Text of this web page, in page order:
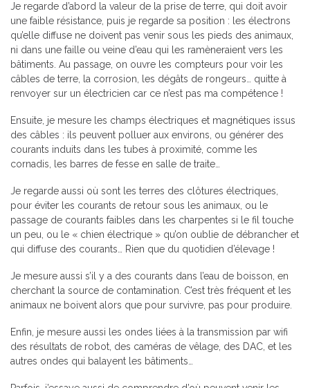
Je regarde d’abord la valeur de la prise de terre, qui doit avoir
une faible résistance, puis je regarde sa position : les électrons
qu’elle diffuse ne doivent pas venir sous les pieds des animaux,
ni dans une faille ou veine d’eau qui les ramèneraient vers les
bâtiments. Au passage, on ouvre les compteurs pour voir les
câbles de terre, la corrosion, les dégâts de rongeurs… quitte à
renvoyer sur un électricien car ce n’est pas ma compétence !
Ensuite, je mesure les champs électriques et magnétiques issus
des câbles : ils peuvent polluer aux environs, ou générer des
courants induits dans les tubes à proximité, comme les
cornadis, les barres de fesse en salle de traite…
Je regarde aussi où sont les terres des clôtures électriques,
pour éviter les courants de retour sous les animaux, ou le
passage de courants faibles dans les charpentes si le fil touche
un peu, ou le « chien électrique » qu’on oublie de débrancher et
qui diffuse des courants… Rien que du quotidien d’élevage !
Je mesure aussi s’il y a des courants dans l’eau de boisson, en
cherchant la source de contamination. C’est très fréquent et les
animaux ne boivent alors que pour survivre, pas pour produire.
Enfin, je mesure aussi les ondes liées à la transmission par wifi
des résultats de robot, des caméras de vêlage, des DAC, et les
autres ondes qui balayent les bâtiments…